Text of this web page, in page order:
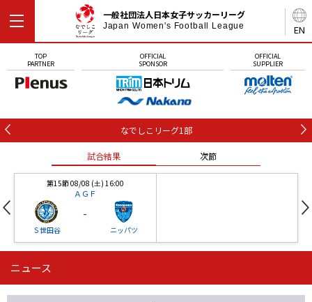
EN
一般社団法人日本女子サッカーリーグ
Japan Women's Football League
TOP
PARTNER
OFFICIAL
SPONSOR
OFFICIAL
SUPPLIER
なでしこリーグ1部
試合結果 次節
第15節 08/08 (土) 16:00
ＡＧＦ
Ｓ世田谷
-
ニッパツ
第16節 09/05 (土) 15:00
ニッパツ 石人の星
ニュース